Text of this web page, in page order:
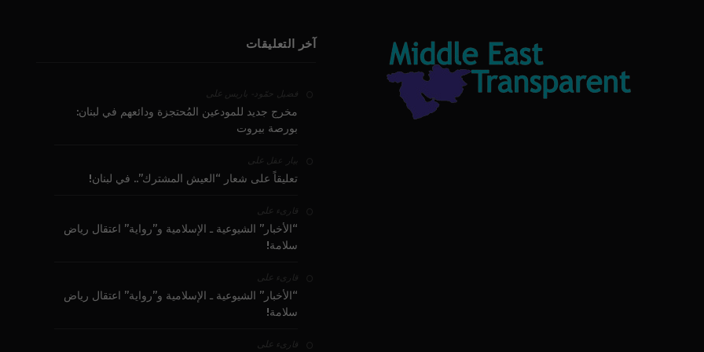
آخر التعليقات
فضيل حمّود - باريس على
مخرج جديد للمودعين المُحتجزة ودائعهم في لبنان:
بورصة بيروت
بيار عقل على
تعليقاً على شعار “العيش المشترك”.. في لبنان!
قارىء على
“الأخبار” الشيوعية ـ الإسلامية و”رواية” اعتقال رياض
سلامة!
قارىء على
“الأخبار” الشيوعية ـ الإسلامية و”رواية” اعتقال رياض
سلامة!
قارىء على